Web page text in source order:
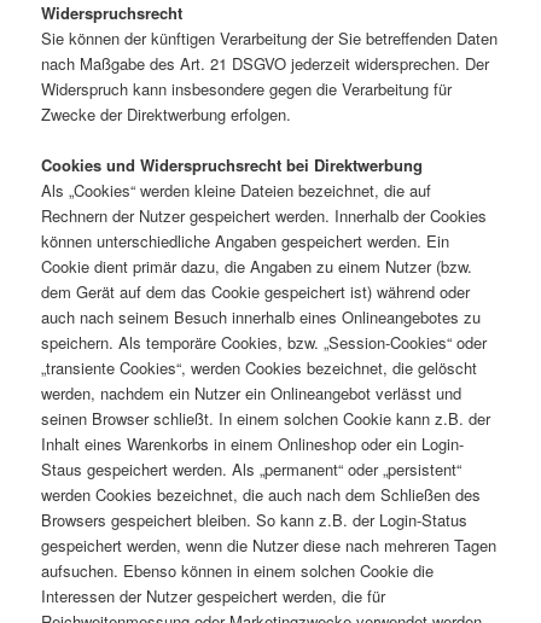
Widerspruchsrecht
Sie können der künftigen Verarbeitung der Sie betreffenden Daten
nach Maßgabe des Art. 21 DSGVO jederzeit widersprechen. Der
Widerspruch kann insbesondere gegen die Verarbeitung für
Zwecke der Direktwerbung erfolgen.
Cookies und Widerspruchsrecht bei Direktwerbung
Als „Cookies“ werden kleine Dateien bezeichnet, die auf
Rechnern der Nutzer gespeichert werden. Innerhalb der Cookies
können unterschiedliche Angaben gespeichert werden. Ein
Cookie dient primär dazu, die Angaben zu einem Nutzer (bzw.
dem Gerät auf dem das Cookie gespeichert ist) während oder
auch nach seinem Besuch innerhalb eines Onlineangebotes zu
speichern. Als temporäre Cookies, bzw. „Session-Cookies“ oder
„transiente Cookies“, werden Cookies bezeichnet, die gelöscht
werden, nachdem ein Nutzer ein Onlineangebot verlässt und
seinen Browser schließt. In einem solchen Cookie kann z.B. der
Inhalt eines Warenkorbs in einem Onlineshop oder ein Login-
Staus gespeichert werden. Als „permanent“ oder „persistent“
werden Cookies bezeichnet, die auch nach dem Schließen des
Browsers gespeichert bleiben. So kann z.B. der Login-Status
gespeichert werden, wenn die Nutzer diese nach mehreren Tagen
aufsuchen. Ebenso können in einem solchen Cookie die
Interessen der Nutzer gespeichert werden, die für